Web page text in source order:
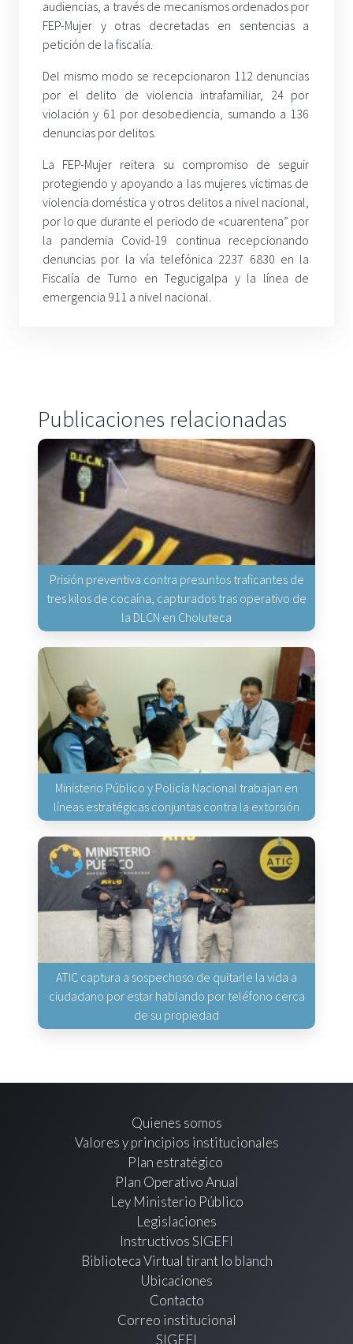
audiencias, a través de mecanismos ordenados por
FEP-Mujer y otras decretadas en sentencias a
petición de la fiscalía.
Del mismo modo se recepcionaron 112 denuncias
por el delito de violencia intrafamiliar, 24 por
violación y 61 por desobediencia, sumando a 136
denuncias por delitos.
La FEP-Mujer reitera su compromiso de seguir
protegiendo y apoyando a las mujeres víctimas de
violencia doméstica y otros delitos a nivel nacional,
por lo que durante el periodo de «cuarentena” por
la pandemia Covid-19 continua recepcionando
denuncias por la vía telefónica 2237 6830 en la
Fiscalía de Turno en Tegucigalpa y la línea de
emergencia 911 a nivel nacional.
Publicaciones relacionadas
Prisión preventiva contra presuntos traficantes de
tres kilos de cocaína, capturados tras operativo de
la DLCN en Choluteca
Ministerio Público y Policía Nacional trabajan en
líneas estratégicas conjuntas contra la extorsión
ATIC captura a sospechoso de quitarle la vida a
ciudadano por estar hablando por teléfono cerca
de su propiedad
Quienes somos
Valores y principios institucionales
Plan estratégico
Plan Operativo Anual
Ley Ministerio Público
Legislaciones
Instructivos SIGEFI
Biblioteca Virtual tirant lo blanch
Ubicaciones
Contacto
Correo institucional
SIGEFI